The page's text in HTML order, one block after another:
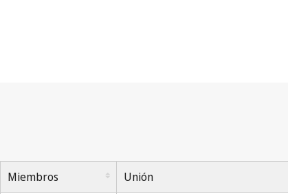
Miembros Unión